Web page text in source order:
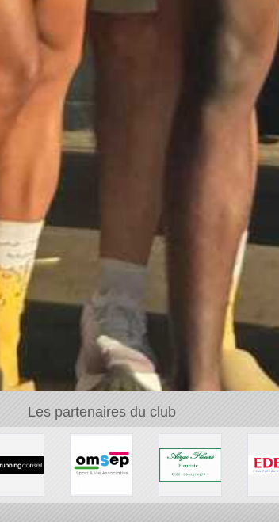
Les partenaires du club